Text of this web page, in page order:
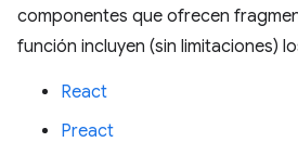
componentes que ofrecen
función incluyen (sin limitaciones)
React
Preact